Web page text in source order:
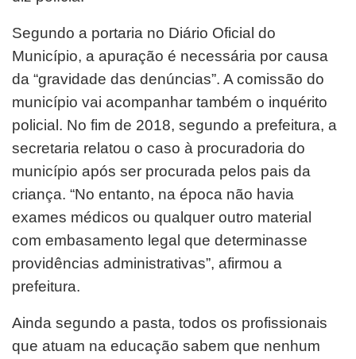
Segundo a portaria no Diário Oficial do
Município, a apuração é necessária por causa
da “gravidade das denúncias”. A comissão do
município vai acompanhar também o inquérito
policial. No fim de 2018, segundo a prefeitura, a
secretaria relatou o caso à procuradoria do
município após ser procurada pelos pais da
criança. “No entanto, na época não havia
exames médicos ou qualquer outro material
com embasamento legal que determinasse
providências administrativas”, afirmou a
prefeitura.
Ainda segundo a pasta, todos os profissionais
que atuam na educação sabem que nenhum